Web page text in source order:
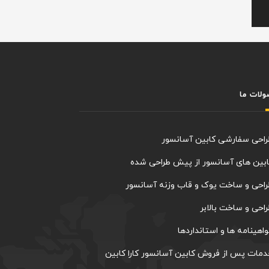
ما
سفارشی کابین آسانسور
های آسانسور از پیش طراحی شده
و ساخت یوک و قاب وزنه آسانسور
و ساخت بالابر
ها و استانداردها
پس از فروش کابین آسانسور کارا کابین